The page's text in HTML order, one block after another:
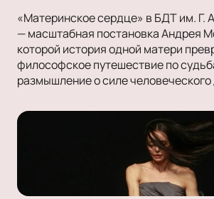
«Материнское сердце» в БДТ им. Г.
— масштабная постановка Андрея
которой история одной матери
философское путешествие по
размышление о силе человеческого